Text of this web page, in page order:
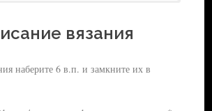
Art Begonia
блокировки стежкавязания
наберите 6 в.п. и замкните их в